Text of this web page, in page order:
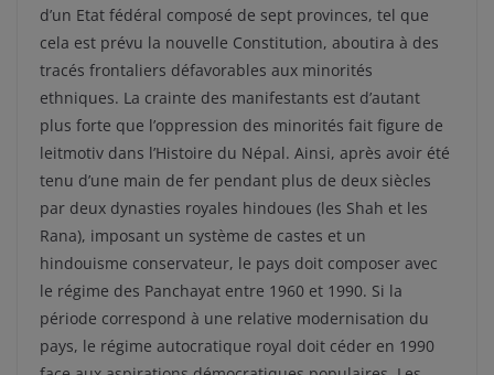
d’un Etat fédéral composé de sept provinces, tel que
cela est prévu la nouvelle Constitution, aboutira à des
tracés frontaliers défavorables aux minorités
ethniques. La crainte des manifestants est d’autant
plus forte que l’oppression des minorités fait figure de
leitmotiv dans l’Histoire du Népal. Ainsi, après avoir été
tenu d’une main de fer pendant plus de deux siècles
par deux dynasties royales hindoues (les Shah et les
Rana), imposant un système de castes et un
hindouisme conservateur, le pays doit composer avec
le régime des Panchayat entre 1960 et 1990. Si la
période correspond à une relative modernisation du
pays, le régime autocratique royal doit céder en 1990